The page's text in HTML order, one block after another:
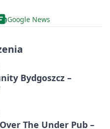
Google News
Bydgoszcz –
The Under Pub –